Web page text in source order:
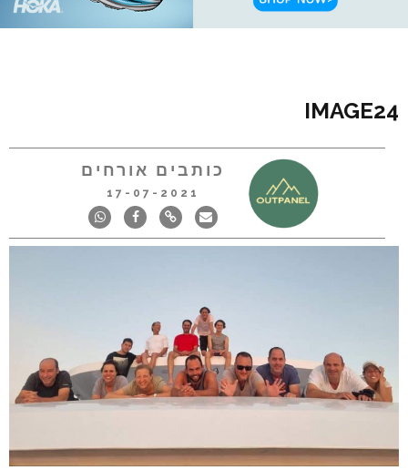
IMAGE24
כותבים אורחים
17-07-2021